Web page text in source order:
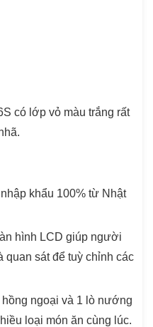
có lớp vỏ màu trắng rất
khẩu 100% từ Nhật
hình LCD giúp người
quan sát để tuỳ chỉnh các
ngoại và 1 lò nướng
loại món ăn cùng lúc.